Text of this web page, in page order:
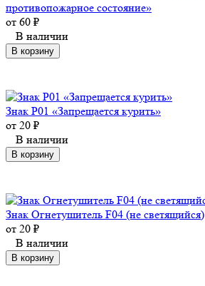
противопожарное состояние»
от 60 ₽
В наличии
В корзину
Знак Р01 «Запрещается курить»
от 20 ₽
В наличии
В корзину
Знак Огнетушитель F04 (не светящийся)
от 20 ₽
В наличии
В корзину